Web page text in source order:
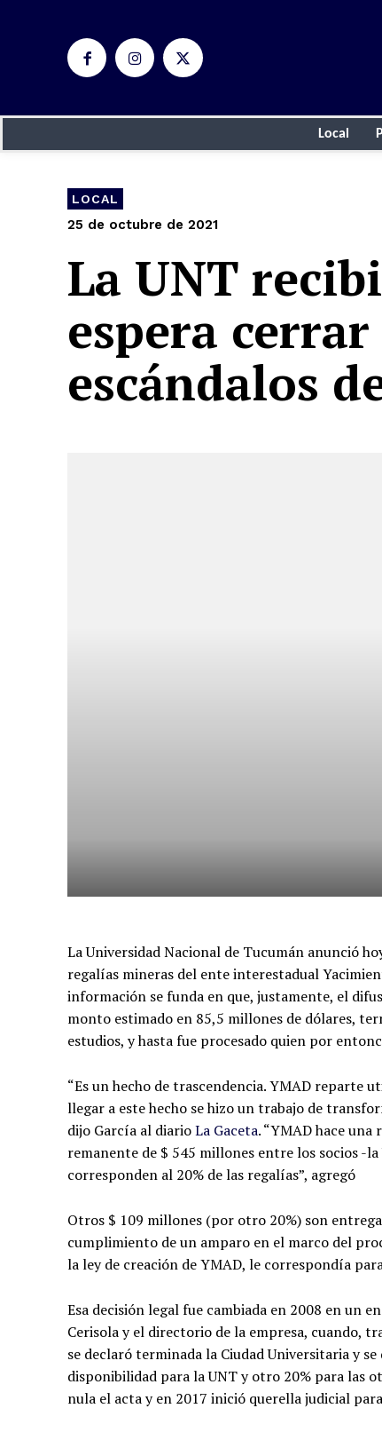
Local
LOCAL
25 de octubre de 2021
La UNT
espera
escándalos
La Universidad Nacional de Tucumán anunció
regalías mineras del ente interestadual
información se funda en que, justamente, el
monto estimado en 85,5 millones de dólares,
estudios, y hasta fue procesado quien por
“Es un hecho de trascendencia. YMAD reparte
llegar a este hecho se hizo un trabajo de
dijo García al diarioLa Gaceta. “YMAD hace
remanente de $ 545 millones entre los socios -
corresponden al 20% de las regalías”, agregó
Otros $ 109 millones (por otro 20%) son
cumplimiento de un amparo en el marco del
la ley de creación de YMAD, le correspondía
Esa decisión legal fue cambiada en 2008 en un
Cerisola y el directorio de la empresa, cuando,
se declaró terminada la Ciudad Universitaria y
disponibilidad para la UNT y otro 20% para las
nula el acta y en 2017 inició querella judicial